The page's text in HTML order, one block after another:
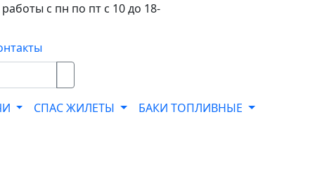
с пн по пт с 10 до 18-
СПАС ЖИЛЕТЫ БАКИ ТОПЛИВНЫЕ